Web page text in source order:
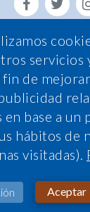
Política de
Política de
Nota legal
de
interno de
servicios
fin de
en base a un
hábitos de
visitadas).
Aceptar